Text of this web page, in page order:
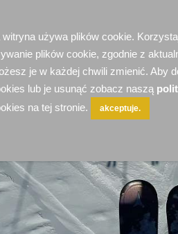
witryna używa plików cookie.
plików cookie, zgodnie z
je w każdej chwili zmienić. Aby
lub je usunąć zobacz naszą
na tej stronie.
akceptuje.